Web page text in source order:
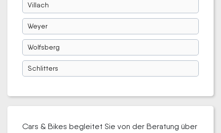
Villach
Weyer
Wolfsberg
Schlitters
Cars & Bikes begleitet Sie von der Beratung über